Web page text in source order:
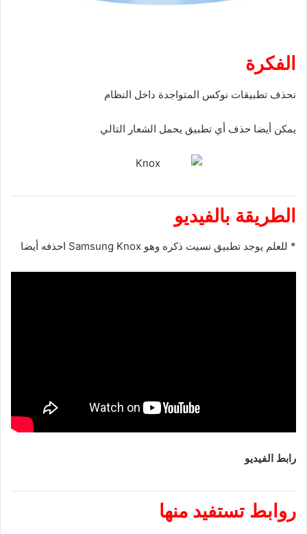
الفكرة
نحذف تطبيقات نوكس المتواجدة داخل النظام
يمكن أيضا حذف أي تطبيق يحمل الشعار التالي
الطريقة بالفيديو
* للعلم يوجد تطبيق نسيت ذكره وهو Samsung Knox احذفه أيضا
رابط الفيديو
روابط تستفيد منها